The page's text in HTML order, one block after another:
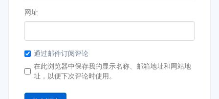
网址
通过邮件订阅评论
在此浏览器中保存我的显示名称、邮箱地址和网站地
址，以便下次评论时使用。